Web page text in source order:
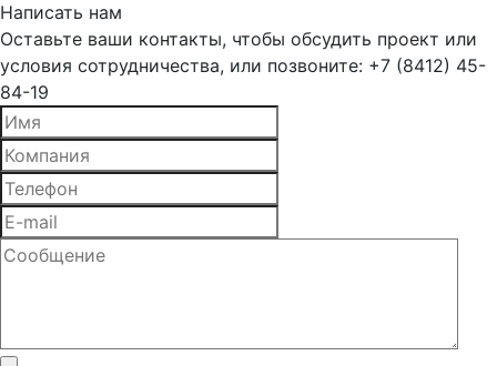
Написать нам
Оставьте ваши контакты, чтобы обсудить проект или
условия сотрудничества, или позвоните: +7 (8412) 45-
84-19